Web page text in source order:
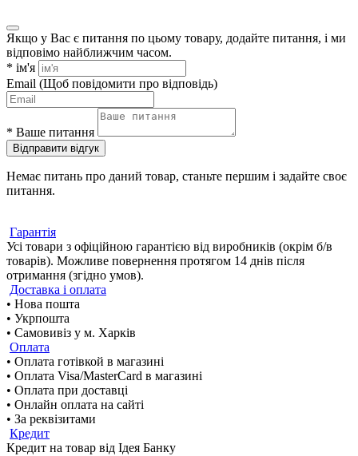
Якщо у Вас є питання по цьому товару, додайте питання, і ми
відповімо найближчим часом.
* ім'я
Email (Щоб повідомити про відповідь)
* Ваше питання
Відправити відгук
Немає питань про даний товар, станьте першим і задайте своє
питання.
Гарантія
Усі товари з офіційною гарантією від виробників (окрім б/в
товарів). Можливе повернення протягом 14 днів після
отримання (згідно умов).
Доставка і оплата
• Нова пошта
• Укрпошта
• Самовивіз у м. Харків
Оплата
• Оплата готівкой в магазині
• Оплата Visa/MasterCard в магазині
• Оплата при доставці
• Онлайн оплата на сайті
• За реквізитами
Кредит
Кредит на товар від Ідея Банку